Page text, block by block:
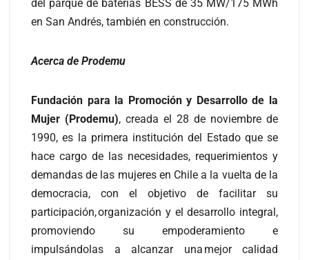
del parque de baterías BESS de 35 MW/175 MWh
en San Andrés, también en construcción.
Acerca de Prodemu
Fundación para la Promoción y Desarrollo de la
Mujer (Prodemu), creada el 28 de noviembre de
1990, es la primera institución del Estado que se
hace cargo de las necesidades, requerimientos y
demandas de las mujeres en Chile a la vuelta de la
democracia, con el objetivo de facilitar su
participación, organización y el desarrollo integral,
promoviendo su empoderamiento e
impulsándolas a alcanzar una mejor calidad